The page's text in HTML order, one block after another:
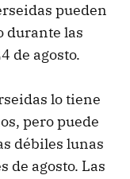
pueden
durante las
de agosto.
lo tiene
pero puede
débiles lunas
de agosto. Las